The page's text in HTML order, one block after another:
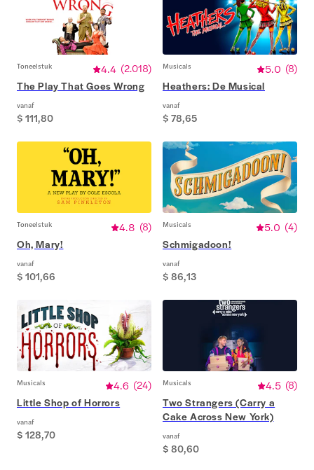
Toneelstuk 4.4 (2.018)
The Play That Goes Wrong
vanaf
$ 111,80
Musicals 5.0 (8)
Heathers: De Musical
vanaf
$ 78,65
Toneelstuk 4.8 (8)
Oh, Mary!
vanaf
$ 101,66
Musicals 5.0 (4)
Schmigadoon!
vanaf
$ 86,13
Musicals 4.6 (24)
Little Shop of Horrors
vanaf
$ 128,70
Musicals 4.5 (8)
Two Strangers (Carry a
Cake Across New York)
vanaf
$ 80,60